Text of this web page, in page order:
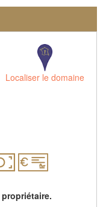
Localiser le domaine